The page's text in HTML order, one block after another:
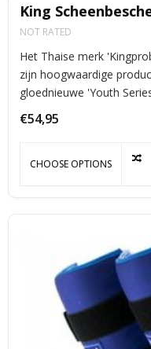
King
NOT RATED
Het Thaise merk
zijn hoogwaardige
gloednieuwe 'Youth
Klassiek 'Kingproboxing'
€54,95
CHOOSE OPTIONS